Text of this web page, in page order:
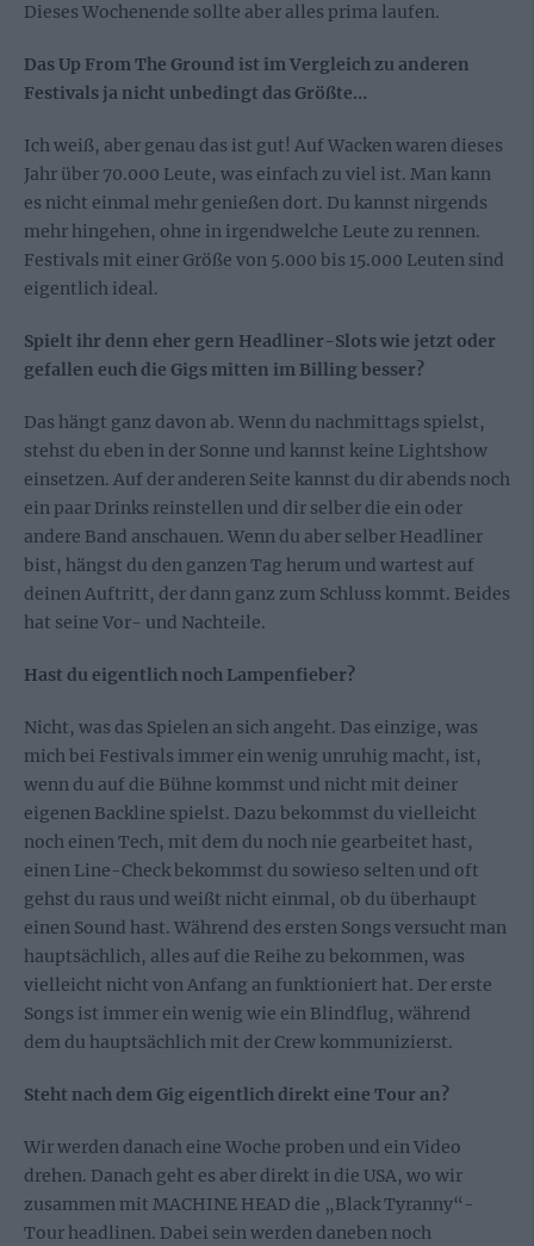
Dieses Wochenende sollte aber alles prima laufen.
Das Up From The Ground ist im Vergleich zu anderen
Festivals ja nicht unbedingt das Größte…
Ich weiß, aber genau das ist gut! Auf Wacken waren dieses
Jahr über 70.000 Leute, was einfach zu viel ist. Man kann
es nicht einmal mehr genießen dort. Du kannst nirgends
mehr hingehen, ohne in irgendwelche Leute zu rennen.
Festivals mit einer Größe von 5.000 bis 15.000 Leuten sind
eigentlich ideal.
Spielt ihr denn eher gern Headliner-Slots wie jetzt oder
gefallen euch die Gigs mitten im Billing besser?
Das hängt ganz davon ab. Wenn du nachmittags spielst,
stehst du eben in der Sonne und kannst keine Lightshow
einsetzen. Auf der anderen Seite kannst du dir abends noch
ein paar Drinks reinstellen und dir selber die ein oder
andere Band anschauen. Wenn du aber selber Headliner
bist, hängst du den ganzen Tag herum und wartest auf
deinen Auftritt, der dann ganz zum Schluss kommt. Beides
hat seine Vor- und Nachteile.
Hast du eigentlich noch Lampenfieber?
Nicht, was das Spielen an sich angeht. Das einzige, was
mich bei Festivals immer ein wenig unruhig macht, ist,
wenn du auf die Bühne kommst und nicht mit deiner
eigenen Backline spielst. Dazu bekommst du vielleicht
noch einen Tech, mit dem du noch nie gearbeitet hast,
einen Line-Check bekommst du sowieso selten und oft
gehst du raus und weißt nicht einmal, ob du überhaupt
einen Sound hast. Während des ersten Songs versucht man
hauptsächlich, alles auf die Reihe zu bekommen, was
vielleicht nicht von Anfang an funktioniert hat. Der erste
Songs ist immer ein wenig wie ein Blindflug, während
dem du hauptsächlich mit der Crew kommunizierst.
Steht nach dem Gig eigentlich direkt eine Tour an?
Wir werden danach eine Woche proben und ein Video
drehen. Danach geht es aber direkt in die USA, wo wir
zusammen mit MACHINE HEAD die „Black Tyranny“-
Tour headlinen. Dabei sein werden daneben noch